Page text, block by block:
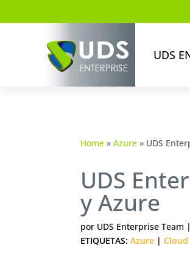
UDS
Home » Azure » UDS
UDS
y Azure
por UDS Enterprise Team |
ETIQUETAS: Azure | Cloud